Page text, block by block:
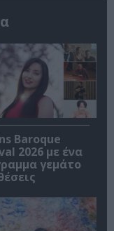
Baroque
2026 με ένα
γεμάτο